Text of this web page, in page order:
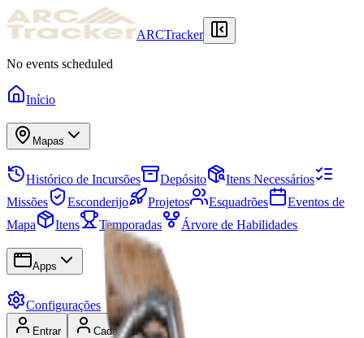
ARCTracker
No events scheduled
Início
Mapas
Histórico de Incursões Depósito
Itens Necessários
Missões
Esconderijo Projetos Esquadrões
Eventos de
Mapa
Itens Temporadas Árvore de Habilidades
Apps
Configurações
Entrar Cadastrar-se